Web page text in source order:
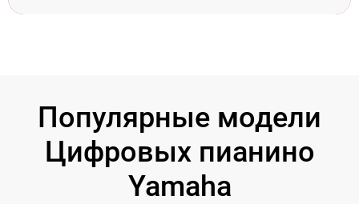
Популярные модели
Цифровых пианино
Yamaha